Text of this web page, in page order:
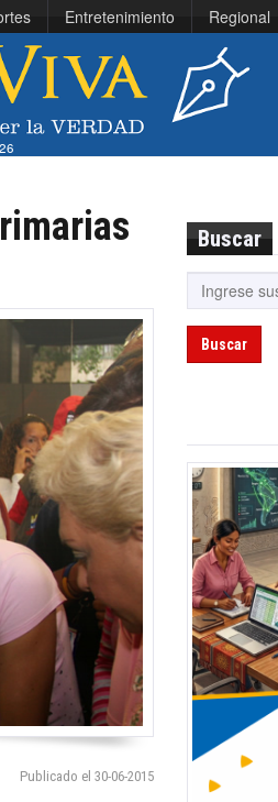
Entretenimiento Regional
Publicado el 30-06-2015
Buscar
Buscar